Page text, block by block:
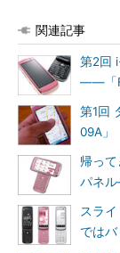
関連記事
第2回
――「
第1回
09A」
帰っ
パネ
スラ
では